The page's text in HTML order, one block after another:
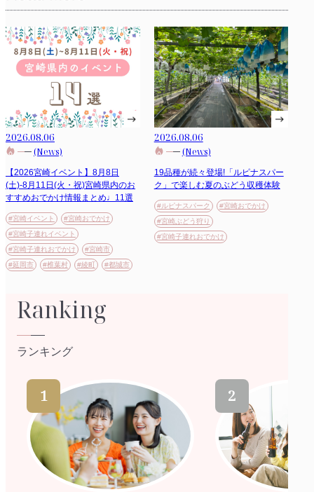
2026.08.06
(News)
【2026宮崎イベント】8月8日
(土)-8月11日(火・祝)宮崎県内のお
すすめおでかけ情報まとめ♩11選
#宮崎イベント
#宮崎おでかけ
#宮崎子連れイベント
#宮崎子連れおでかけ
#宮崎市
#延岡市
#椎葉村 #綾町 #都城市
2026.08.06
(News)
19品種が続々登場!「ルピナスパー
ク」で楽しむ夏のぶどう収穫体験
#ルピナスパーク
#宮崎おでかけ
#宮崎ぶどう狩り
#宮崎子連れおでかけ
Ranking
ランキング